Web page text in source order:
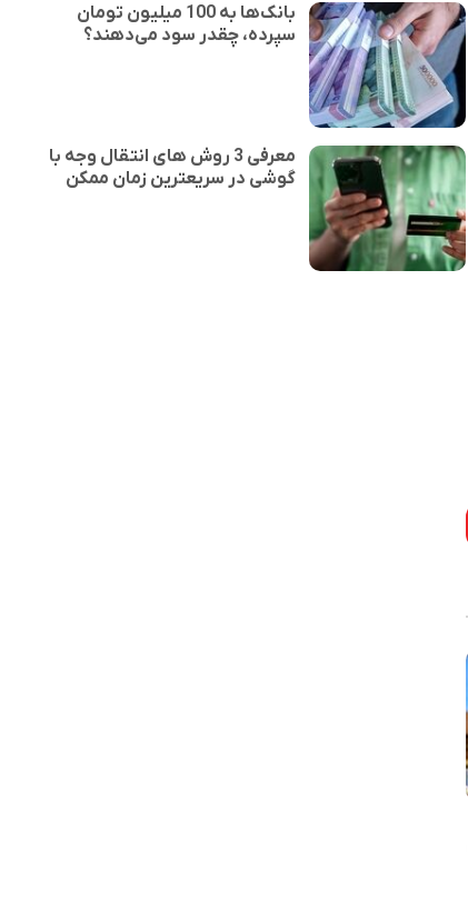
بانک‌ها به 100 میلیون تومان
سپرده، چقدر سود می‌دهند؟
معرفی 3 روش های انتقال وجه با
گوشی در سریعترین زمان ممکن